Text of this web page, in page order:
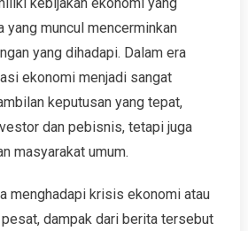
yang muncul mencerminkan
yang dihadapi. Dalam era
ekonomi menjadi sangat
keputusan yang tepat,
dan pebisnis, tetapi juga
masyarakat umum.
menghadapi krisis ekonomi atau
dampak dari berita tersebut